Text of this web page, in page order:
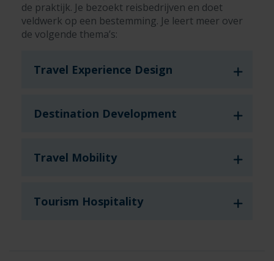
de praktijk. Je bezoekt reisbedrijven en doet
veldwerk op een bestemming. Je leert meer over
de volgende thema’s:
Travel Experience Design
Destination Development
Travel Mobility
Tourism Hospitality